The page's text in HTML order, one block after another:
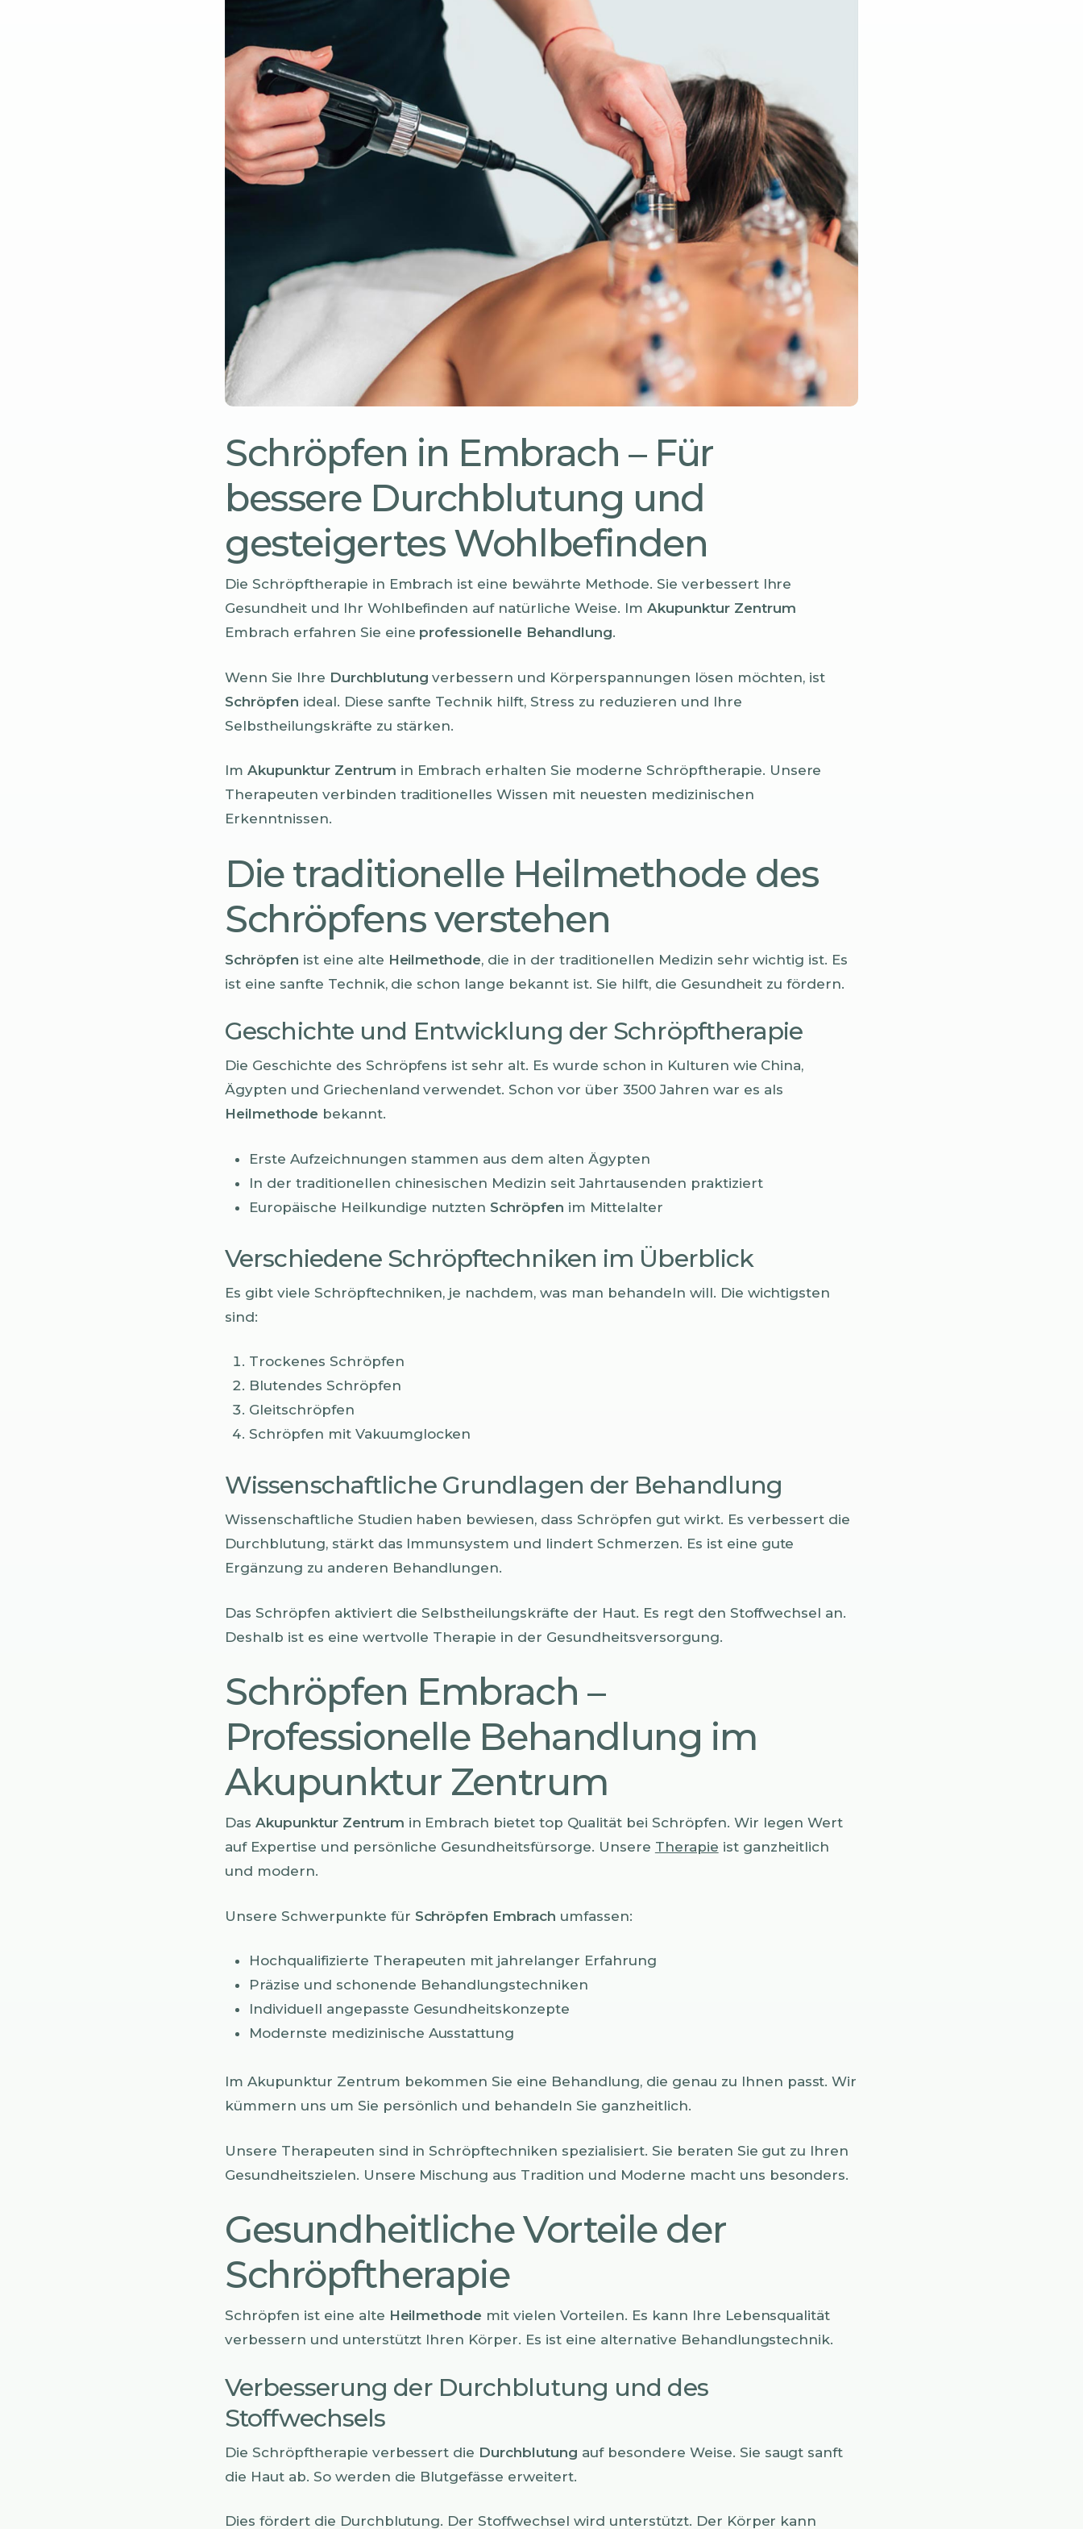
Schröpfen in Embrach – Für
bessere Durchblutung und
gesteigertes Wohlbefinden
Die Schröpftherapie in Embrach ist eine bewährte Methode. Sie verbessert Ihre
Gesundheit und Ihr Wohlbefinden auf natürliche Weise. Im Akupunktur Zentrum
Embrach erfahren Sie eine professionelle Behandlung.
Wenn Sie Ihre Durchblutung verbessern und Körperspannungen lösen möchten, ist
Schröpfen ideal. Diese sanfte Technik hilft, Stress zu reduzieren und Ihre
Selbstheilungskräfte zu stärken.
Im Akupunktur Zentrum in Embrach erhalten Sie moderne Schröpftherapie. Unsere
Therapeuten verbinden traditionelles Wissen mit neuesten medizinischen
Erkenntnissen.
Die traditionelle Heilmethode des
Schröpfens verstehen
Schröpfen ist eine alte Heilmethode, die in der traditionellen Medizin sehr wichtig ist. Es
ist eine sanfte Technik, die schon lange bekannt ist. Sie hilft, die Gesundheit zu fördern.
Geschichte und Entwicklung der Schröpftherapie
Die Geschichte des Schröpfens ist sehr alt. Es wurde schon in Kulturen wie China,
Ägypten und Griechenland verwendet. Schon vor über 3500 Jahren war es als
Heilmethode bekannt.
Erste Aufzeichnungen stammen aus dem alten Ägypten
In der traditionellen chinesischen Medizin seit Jahrtausenden praktiziert
Europäische Heilkundige nutzten Schröpfen im Mittelalter
Verschiedene Schröpftechniken im Überblick
Es gibt viele Schröpftechniken, je nachdem, was man behandeln will. Die wichtigsten
sind:
Trockenes Schröpfen
Blutendes Schröpfen
Gleitschröpfen
Schröpfen mit Vakuumglocken
Wissenschaftliche Grundlagen der Behandlung
Wissenschaftliche Studien haben bewiesen, dass Schröpfen gut wirkt. Es verbessert die
Durchblutung, stärkt das Immunsystem und lindert Schmerzen. Es ist eine gute
Ergänzung zu anderen Behandlungen.
Das Schröpfen aktiviert die Selbstheilungskräfte der Haut. Es regt den Stoffwechsel an.
Deshalb ist es eine wertvolle Therapie in der Gesundheitsversorgung.
Schröpfen Embrach –
Professionelle Behandlung im
Akupunktur Zentrum
Das Akupunktur Zentrum in Embrach bietet top Qualität bei Schröpfen. Wir legen Wert
auf Expertise und persönliche Gesundheitsfürsorge. Unsere Therapie ist ganzheitlich
und modern.
Unsere Schwerpunkte für Schröpfen Embrach umfassen:
Hochqualifizierte Therapeuten mit jahrelanger Erfahrung
Präzise und schonende Behandlungstechniken
Individuell angepasste Gesundheitskonzepte
Modernste medizinische Ausstattung
Im Akupunktur Zentrum bekommen Sie eine Behandlung, die genau zu Ihnen passt. Wir
kümmern uns um Sie persönlich und behandeln Sie ganzheitlich.
Unsere Therapeuten sind in Schröpftechniken spezialisiert. Sie beraten Sie gut zu Ihren
Gesundheitszielen. Unsere Mischung aus Tradition und Moderne macht uns besonders.
Gesundheitliche Vorteile der
Schröpftherapie
Schröpfen ist eine alte Heilmethode mit vielen Vorteilen. Es kann Ihre Lebensqualität
verbessern und unterstützt Ihren Körper. Es ist eine alternative Behandlungstechnik.
Verbesserung der Durchblutung und des
Stoffwechsels
Die Schröpftherapie verbessert die Durchblutung auf besondere Weise. Sie saugt sanft
die Haut ab. So werden die Blutgefässe erweitert.
Dies fördert die Durchblutung. Der Stoffwechsel wird unterstützt. Der Körper kann